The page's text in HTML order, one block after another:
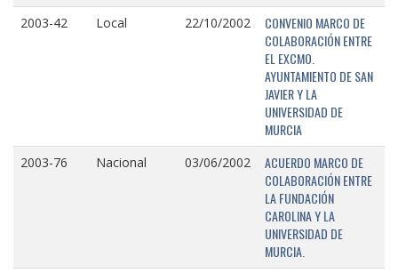
2003-42 Local 22/10/2002
CONVENIO MARCO DE
COLABORACIÓN ENTRE
EL EXCMO.
AYUNTAMIENTO DE SAN
JAVIER Y LA
UNIVERSIDAD DE
MURCIA
2003-76 Nacional 03/06/2002
ACUERDO MARCO DE
COLABORACIÓN ENTRE
LA FUNDACIÓN
CAROLINA Y LA
UNIVERSIDAD DE
MURCIA.